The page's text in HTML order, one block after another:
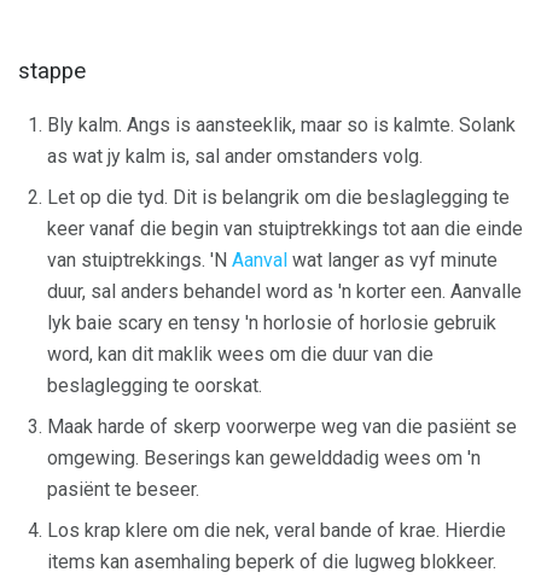
stappe
Bly kalm. Angs is aansteeklik, maar so is kalmte. Solank
as wat jy kalm is, sal ander omstanders volg.
Let op die tyd. Dit is belangrik om die beslaglegging te
keer vanaf die begin van stuiptrekkings tot aan die einde
van stuiptrekkings. 'N Aanval wat langer as vyf minute
duur, sal anders behandel word as 'n korter een. Aanvalle
lyk baie scary en tensy 'n horlosie of horlosie gebruik
word, kan dit maklik wees om die duur van die
beslaglegging te oorskat.
Maak harde of skerp voorwerpe weg van die pasiënt se
omgewing. Beserings kan gewelddadig wees om 'n
pasiënt te beseer.
Los krap klere om die nek, veral bande of krae. Hierdie
items kan asemhaling beperk of die lugweg blokkeer.